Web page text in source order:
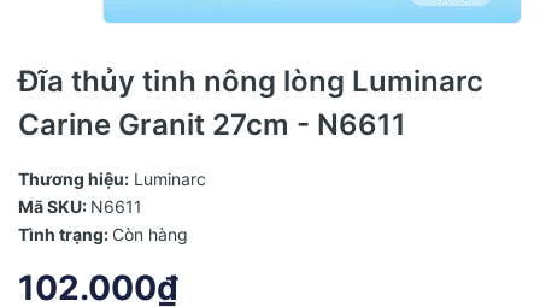
Đĩa thủy tinh nông lòng Luminarc
Carine Granit 27cm - N6611
Thương hiệu: Luminarc
Mã SKU: N6611
Tình trạng: Còn hàng
102.000₫